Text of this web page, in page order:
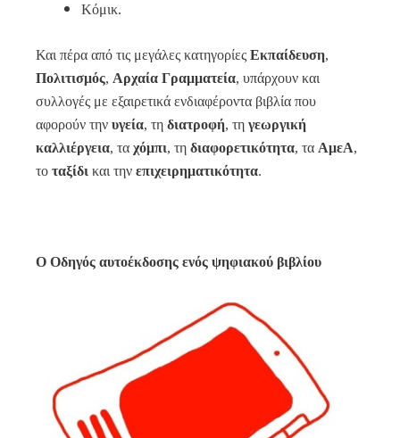
Κόμικ.
Και πέρα από τις μεγάλες κατηγορίες Εκπαίδευση,
Πολιτισμός, Αρχαία Γραμματεία, υπάρχουν και
συλλογές με εξαιρετικά ενδιαφέροντα βιβλία που
αφορούν την υγεία, τη διατροφή, τη γεωργική
καλλιέργεια, τα χόμπι, τη διαφορετικότητα, τα ΑμεΑ,
το ταξίδι και την επιχειρηματικότητα.
Ο Οδηγός αυτοέκδοσης ενός ψηφιακού βιβλίου